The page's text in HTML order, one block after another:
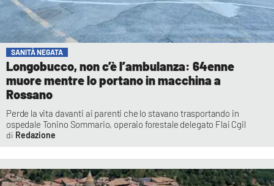
SANITÀ NEGATA
Longobucco, non c’è l’ambulanza: 64enne
muore mentre lo portano in macchina a
Rossano
Perde la vita davanti ai parenti che lo stavano trasportando in
ospedale Tonino Sommario, operaio forestale delegato Flai Cgil
Redazione